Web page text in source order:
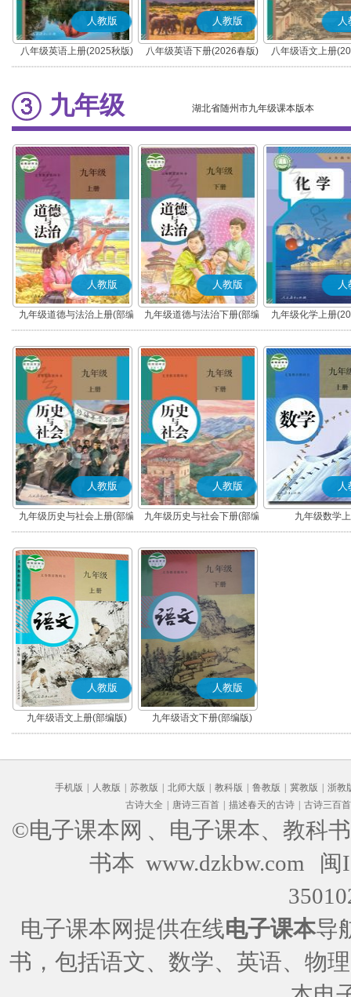
人教版
八年级英语上册(2025秋版)
人教版
八年级英语下册(2026春版)
人
八年级语文上册
(部编版)
九年级 湖北省随州市九年级课本版本
人教版
九年级道德与法治上册(部编
版)
人教版
九年级道德与法治下册(部编
版)
人
九年级化学上册
人教版
九年级历史与社会上册(部编
版)
人教版
九年级历史与社会下册(部编
版)
人
九年级数学
人教版
九年级语文上册(部编版)
人教版
九年级语文下册(部编版)
手机版 人教版 苏教版 北师大版 教科版 鲁教版 冀教版
浙教
古诗大全
唐诗三百首 描述春天的古诗 古诗三百首
©电子课本网 、电子课本、教科
书本 www.dzkbw.com
闽
电子课本网提供在线电子课本导
书，包括语文、数学、英语、物